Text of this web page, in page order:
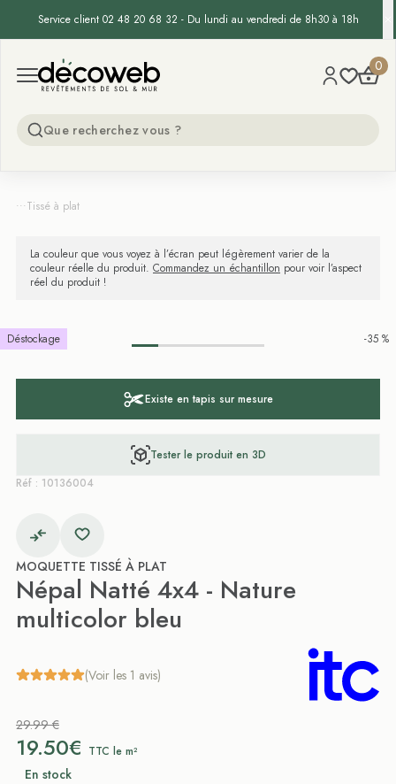
Service client 02 48 20 68 32 - Du lundi au vendredi de 8h30 à 18h
Open menu
Decoweb 0
...Tissé à plat
La couleur que vous voyez à l’écran peut légèrement varier de la
couleur réelle du produit. Commandez un échantillon pour voir l’aspect
réel du produit !
Déstockage -35 %
Existe en tapis sur mesure
Tester le produit en 3D
Réf : 10136004
MOQUETTE TISSÉ À PLAT
Népal Natté 4x4 - Nature
multicolor bleu
(Voir les 1 avis)
29.99 €
19.50€ TTC le m²
En stock